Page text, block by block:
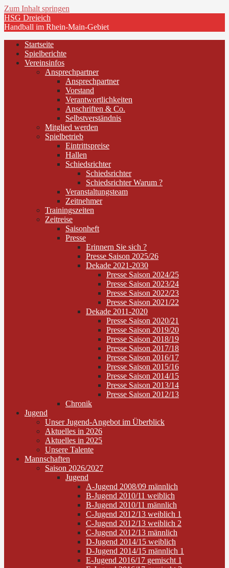
Zum Inhalt springen
HSG Dreieich
Handball im Rhein-Main-Gebiet
Startseite
Spielberichte
Vereinsinfos
Ansprechpartner
Ansprechpartner
Vorstand
Verantwortlichkeiten
Anschriften & Co.
Selbstverständnis
Mitglied werden
Spielbetrieb
Eintrittspreise
Hallen
Schiedsrichter
Schiedsrichter
Schiedsrichter Warum ?
Veranstaltungsteam
Zeitnehmer
Trainingszeiten
Zeitreise
Saisonheft
Presse
Erinnern Sie sich ?
Presse Saison 2025/26
Dekade 2021-2030
Presse Saison 2024/25
Presse Saison 2023/24
Presse Saison 2022/23
Presse Saison 2021/22
Dekade 2011-2020
Presse Saison 2020/21
Presse Saison 2019/20
Presse Saison 2018/19
Presse Saison 2017/18
Presse Saison 2016/17
Presse Saison 2015/16
Presse Saison 2014/15
Presse Saison 2013/14
Presse Saison 2012/13
Chronik
Jugend
Unser Jugend-Angebot im Überblick
Aktuelles in 2026
Aktuelles in 2025
Unsere Talente
Mannschaften
Saison 2026/2027
Jugend
A-Jugend 2008/09 männlich
B-Jugend 2010/11 weiblich
B-Jugend 2010/11 männlich
C-Jugend 2012/13 weiblich 1
C-Jugend 2012/13 weiblich 2
C-Jugend 2012/13 männlich
D-Jugend 2014/15 weiblich
D-Jugend 2014/15 männlich 1
E-Jugend 2016/17 gemischt 1